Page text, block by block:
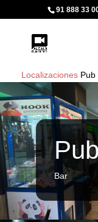
91 888 33
Localizaciones Pub
Bar